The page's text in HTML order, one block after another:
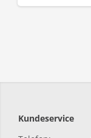
Kundeservice